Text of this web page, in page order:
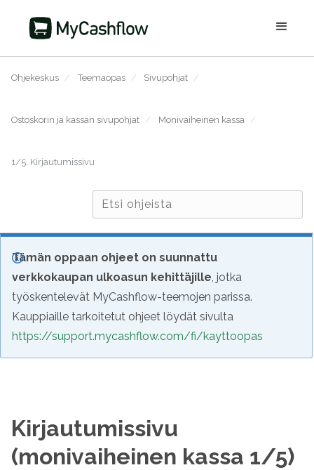
Ohjekeskus / Teemaopas / Sivupohjat /
Ostoskorin ja kassan sivupohjat / Monivaiheinen kassa /
1/5. Kirjautumissivu
Tämän oppaan ohjeet on suunnattu
verkkokaupan ulkoasun kehittäjille, jotka
työskentelevät MyCashflow-teemojen parissa.
Kauppiaille tarkoitetut ohjeet löydät sivulta
https://support.mycashflow.com/fi/kayttoopas
Kirjautumissivu
(monivaiheinen kassa 1/5)